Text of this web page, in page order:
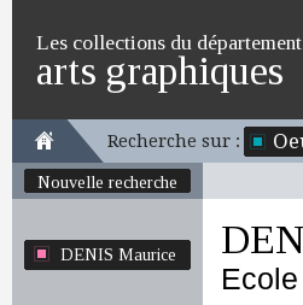
Les collections du
arts graphiques
Recherche sur :
Nouvelle recherche
DENIS Maurice